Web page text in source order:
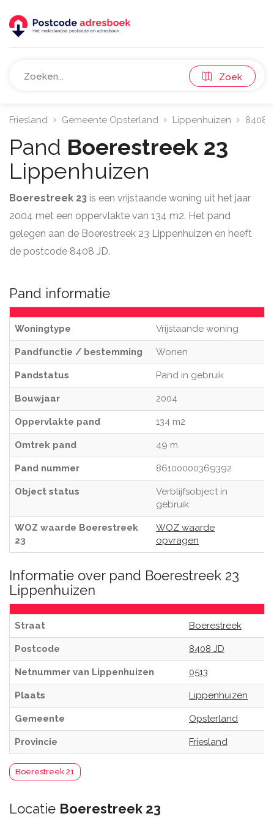
Zoek
Friesland Gemeente Opsterland Lippenhuizen 8408
Pand Boerestreek 23
Lippenhuizen
Boerestreek 23 is een vrijstaande woning uit het jaar
2004 met een oppervlakte van 134 m2. Het pand
gelegen aan de Boerestreek 23 Lippenhuizen en heeft
de postcode 8408 JD.
Pand informatie
Woningtype Vrijstaande woning
Pandfunctie / bestemming Wonen
Pandstatus Pand in gebruik
Bouwjaar 2004
Oppervlakte pand 134 m2
Omtrek pand 49 m
Pand nummer 86100000369392
Object status
Verblijfsobject in
gebruik
WOZ waarde Boerestreek
23
WOZ waarde
opvragen
Informatie over pand Boerestreek 23
Lippenhuizen
Straat Boerestreek
Postcode 8408 JD
Netnummer van Lippenhuizen 0513
Plaats Lippenhuizen
Gemeente Opsterland
Provincie Friesland
Boerestreek 21
Locatie Boerestreek 23